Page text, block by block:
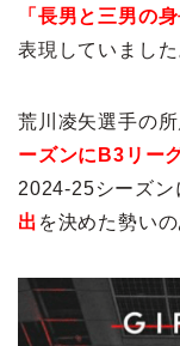
「長男と三男の
表現していました
荒川凌矢選手の
ーズンにB3リー
2024-25シーズン
出 を決めた勢い